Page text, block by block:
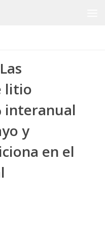
litio
interanual
y
en el